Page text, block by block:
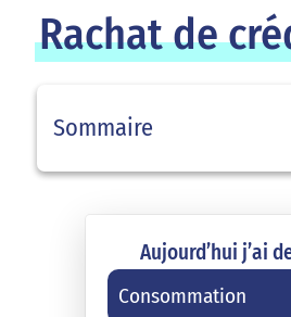
Rachat de
Sommaire
Aujourd’hui j’ai
Consommation